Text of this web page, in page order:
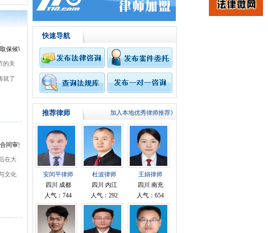
保候审 刑事辩护
的关
就了
同审查 私人律师
在大
文化
快速导航
推荐律师 加入本地优秀律师推荐》
安闰平律师
四川 成都
人气：744
杜波律师
四川 内江
人气：292
王娟律师
四川 南充
人气：654